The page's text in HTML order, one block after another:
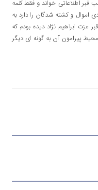
اطلاعاتی خواند و فقط کلمه
اموال و کشته شدگان را دارد به
عزت ابراهیم نژاد دیده بودم که
پیرامون آن به گونه ای دیگر